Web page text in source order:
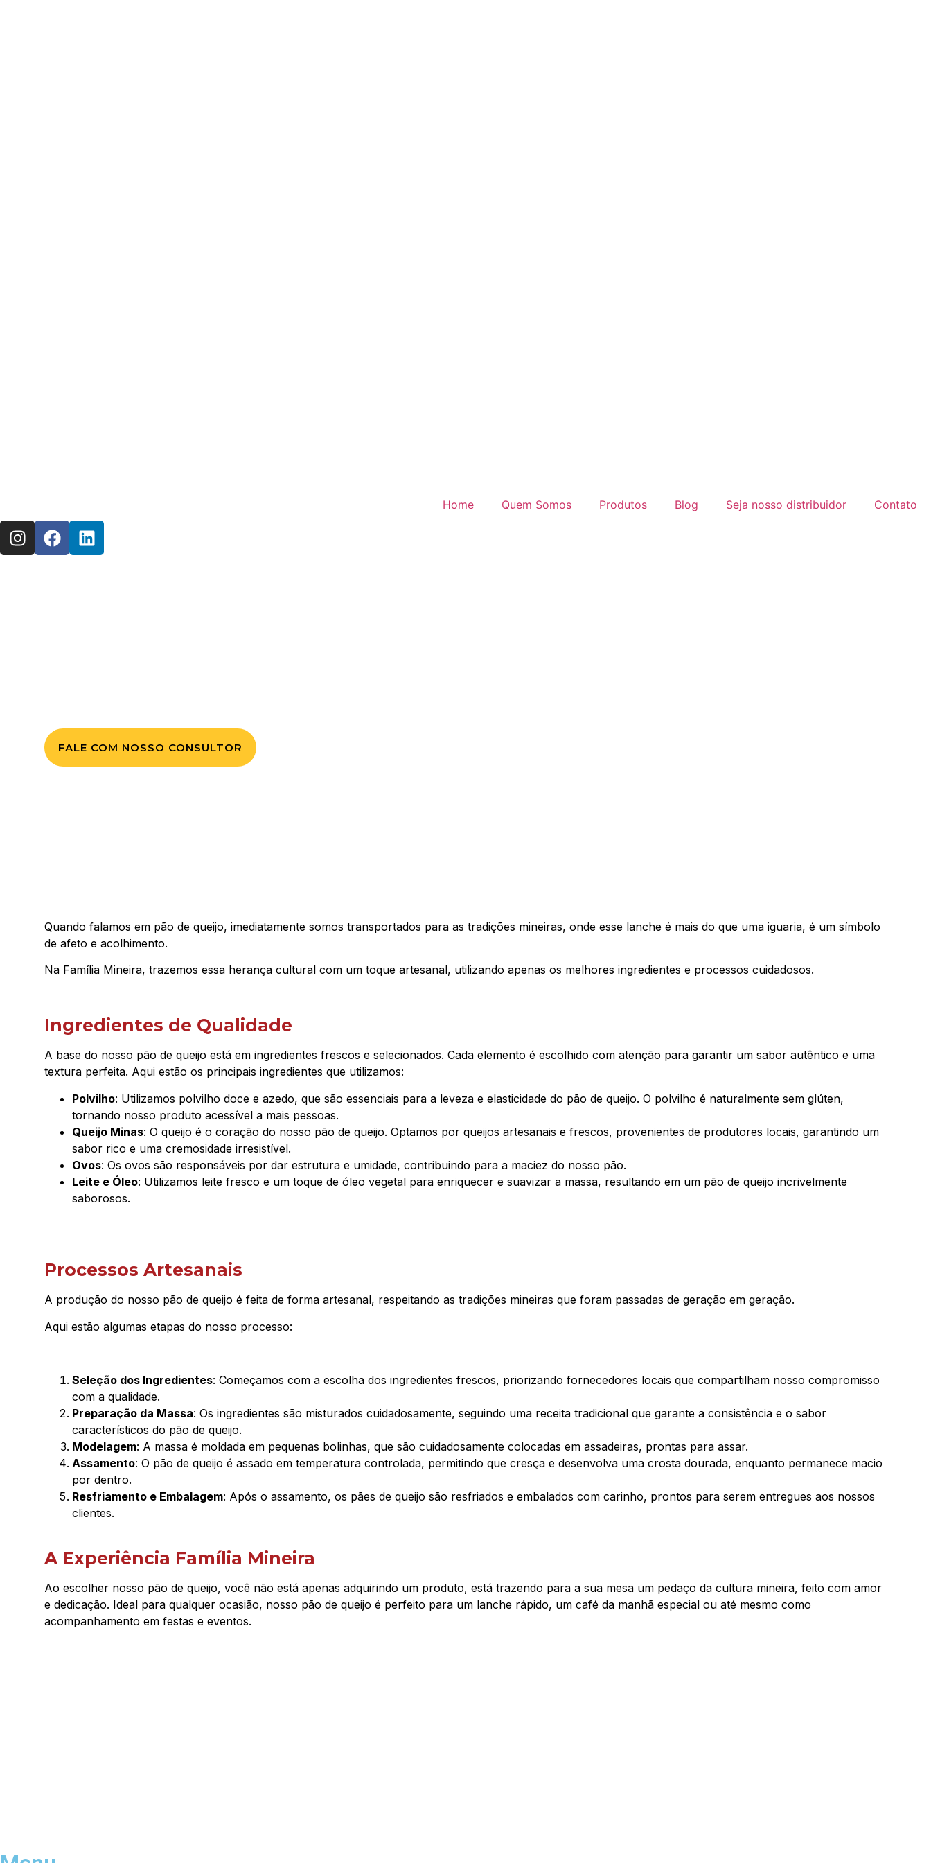
Home Quem Somos Produtos Blog Seja nosso distribuidor Contato
FALE COM NOSSO CONSULTOR
Quando falamos em pão de queijo, imediatamente somos transportados para as tradições mineiras, onde esse lanche é mais do que uma iguaria, é um símbolo
de afeto e acolhimento.
Na Família Mineira, trazemos essa herança cultural com um toque artesanal, utilizando apenas os melhores ingredientes e processos cuidadosos.
Ingredientes de Qualidade
A base do nosso pão de queijo está em ingredientes frescos e selecionados. Cada elemento é escolhido com atenção para garantir um sabor autêntico e uma
textura perfeita. Aqui estão os principais ingredientes que utilizamos:
Polvilho: Utilizamos polvilho doce e azedo, que são essenciais para a leveza e elasticidade do pão de queijo. O polvilho é naturalmente sem glúten,
tornando nosso produto acessível a mais pessoas.
Queijo Minas: O queijo é o coração do nosso pão de queijo. Optamos por queijos artesanais e frescos, provenientes de produtores locais, garantindo um
sabor rico e uma cremosidade irresistível.
Ovos: Os ovos são responsáveis por dar estrutura e umidade, contribuindo para a maciez do nosso pão.
Leite e Óleo: Utilizamos leite fresco e um toque de óleo vegetal para enriquecer e suavizar a massa, resultando em um pão de queijo incrivelmente
saborosos.
Processos Artesanais
A produção do nosso pão de queijo é feita de forma artesanal, respeitando as tradições mineiras que foram passadas de geração em geração.
Aqui estão algumas etapas do nosso processo:
Seleção dos Ingredientes: Começamos com a escolha dos ingredientes frescos, priorizando fornecedores locais que compartilham nosso compromisso
com a qualidade.
Preparação da Massa: Os ingredientes são misturados cuidadosamente, seguindo uma receita tradicional que garante a consistência e o sabor
característicos do pão de queijo.
Modelagem: A massa é moldada em pequenas bolinhas, que são cuidadosamente colocadas em assadeiras, prontas para assar.
Assamento: O pão de queijo é assado em temperatura controlada, permitindo que cresça e desenvolva uma crosta dourada, enquanto permanece macio
por dentro.
Resfriamento e Embalagem: Após o assamento, os pães de queijo são resfriados e embalados com carinho, prontos para serem entregues aos nossos
clientes.
A Experiência Família Mineira
Ao escolher nosso pão de queijo, você não está apenas adquirindo um produto, está trazendo para a sua mesa um pedaço da cultura mineira, feito com amor
e dedicação. Ideal para qualquer ocasião, nosso pão de queijo é perfeito para um lanche rápido, um café da manhã especial ou até mesmo como
acompanhamento em festas e eventos.